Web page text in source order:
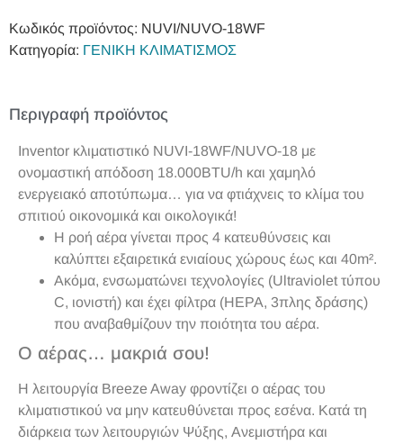
Κωδικός προϊόντος: NUVI/NUVO‐18WF
Κατηγορία: ΓΕΝΙΚΗ ΚΛΙΜΑΤΙΣΜΟΣ
Περιγραφή προϊόντος
Inventor κλιματιστικό NUVI-18WF/NUVO-18 με
ονομαστική απόδοση 18.000BTU/h και χαμηλό
ενεργειακό αποτύπωμα… για να φτιάχνεις το κλίμα του
σπιτιού οικονομικά και οικολογικά!
Η ροή αέρα γίνεται προς 4 κατευθύνσεις και
καλύπτει εξαιρετικά ενιαίους χώρους έως και 40m².
Ακόμα, ενσωματώνει τεχνολογίες (Ultraviolet τύπου
C, ιονιστή) και έχει φίλτρα (HEPA, 3πλης δράσης)
που αναβαθμίζουν την ποιότητα του αέρα.
Ο αέρας… μακριά σου!
Η λειτουργία Breeze Away φροντίζει ο αέρας του
κλιματιστικού να μην κατευθύνεται προς εσένα. Κατά τη
διάρκεια των λειτουργιών Ψύξης, Ανεμιστήρα και